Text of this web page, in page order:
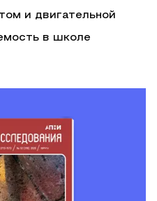
и двигательной
в школе